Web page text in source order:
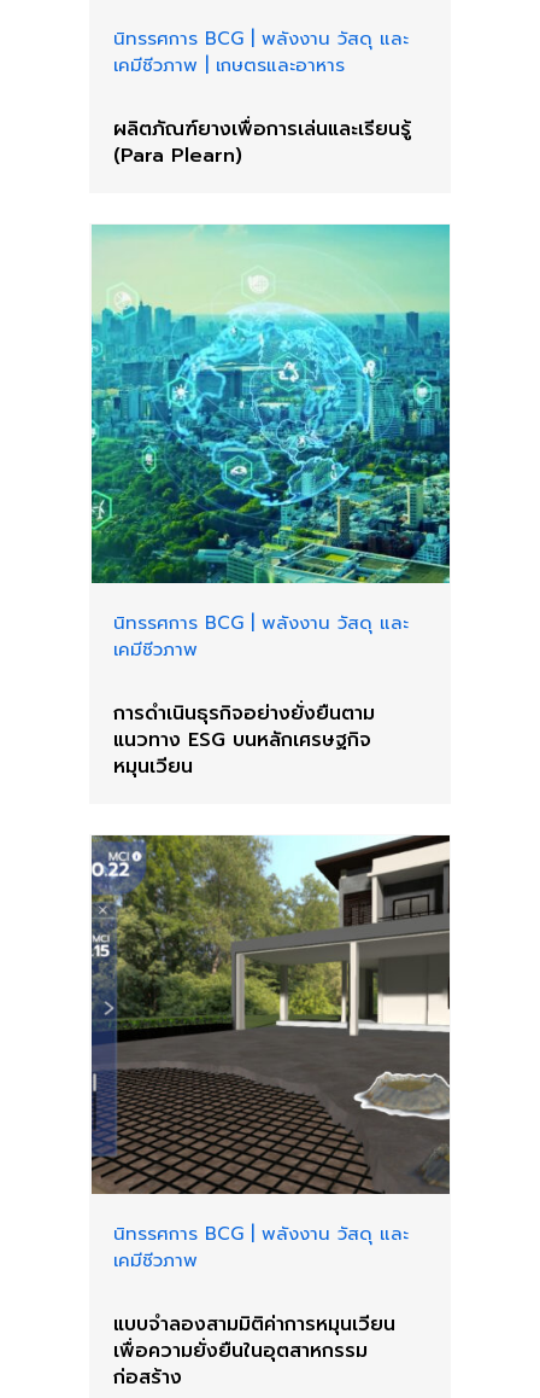
นิทรรศการ BCG
พลังงาน วัสดุ และ
เคมีชีวภาพ
เกษตรและอาหาร
ผลิตภัณฑ์ยางเพื่อการเล่นและเรียนรู้
(Para Plearn)
นิทรรศการ BCG
พลังงาน วัสดุ และ
เคมีชีวภาพ
การดำเนินธุรกิจอย่างยั่งยืนตาม
แนวทาง ESG บนหลักเศรษฐกิจ
หมุนเวียน
นิทรรศการ BCG
พลังงาน วัสดุ และ
เคมีชีวภาพ
แบบจำลองสามมิติค่าการหมุนเวียน
เพื่อความยั่งยืนในอุตสาหกรรม
ก่อสร้าง